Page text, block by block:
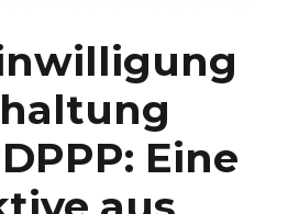
Eine